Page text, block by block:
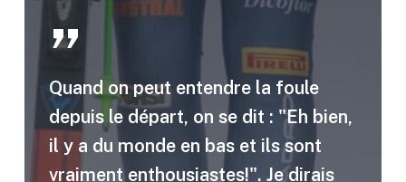
”
Quand on peut entendre la foule
depuis le départ, on se dit : "Eh bien,
il y a du monde en bas et ils sont
vraiment enthousiastes!". Je dirais